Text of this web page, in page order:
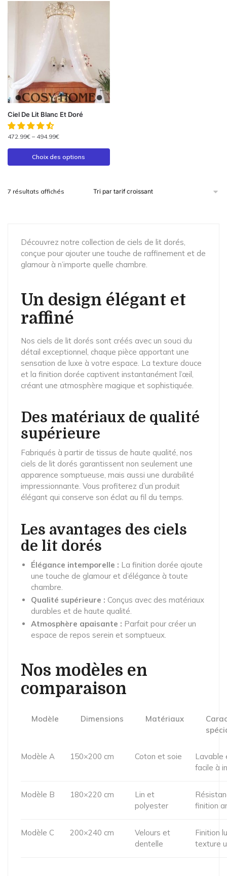
Ciel De Lit Blanc Et Doré
472.99€ – 494.99€
Choix des options
7 résultats affichés
Découvrez notre collection de ciels de lit dorés,
conçue pour ajouter une touche de raffinement et de
glamour à n’importe quelle chambre.
Un design élégant et
raffiné
Nos ciels de lit dorés sont créés avec un souci du
détail exceptionnel, chaque pièce apportant une
sensation de luxe à votre espace. La texture douce
et la finition dorée captivent instantanément l’œil,
créant une atmosphère magique et sophistiquée.
Des matériaux de qualité
supérieure
Fabriqués à partir de tissus de haute qualité, nos
ciels de lit dorés garantissent non seulement une
apparence somptueuse, mais aussi une durabilité
impressionnante. Vous profiterez d’un produit
élégant qui conserve son éclat au fil du temps.
Les avantages des ciels
de lit dorés
Élégance intemporelle : La finition dorée ajoute
une touche de glamour et d’élégance à toute
chambre.
Qualité supérieure : Conçus avec des matériaux
durables et de haute qualité.
Atmosphère apaisante : Parfait pour créer un
espace de repos serein et somptueux.
Nos modèles en
comparaison
Modèle Dimensions Matériaux
Modèle A 150×200 cm Coton et soie
Lavable
facile à
Modèle B 180×220 cm
Lin et
polyester
finition
Modèle C 200×240 cm
Velours et
dentelle
Finition
texture